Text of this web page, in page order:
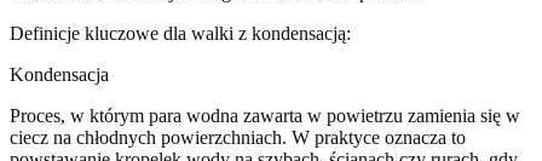
Definicje kluczowe dla walki z kondensacją:
Kondensacja
Proces, w którym para wodna zawarta w powietrzu zamienia się w
ciecz na chłodnych powierzchniach. W praktyce oznacza to